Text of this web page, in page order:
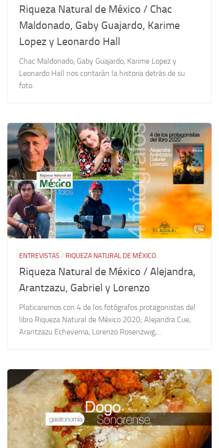
Riqueza Natural de México / Chac
Maldonado, Gaby Guajardo, Karime
Lopez y Leonardo Hall
Chac Maldonado, Gaby Guajardo, Karime Lopez y
Leonardo Hall nos contarán la historia detrás de su
foto.
ENTREVISTAS / RIQUEZA NATURAL DE MÉXICO
Riqueza Natural de México / Alejandra,
Arantzazu, Gabriel y Lorenzo
Platicaremos con 4 de los fotógrafos protagonistas del
libro Riqueza Natural de México 2020; Alejandra Cue,
Arantzazu Echeverria, Lorenzo Rosenzwig,...